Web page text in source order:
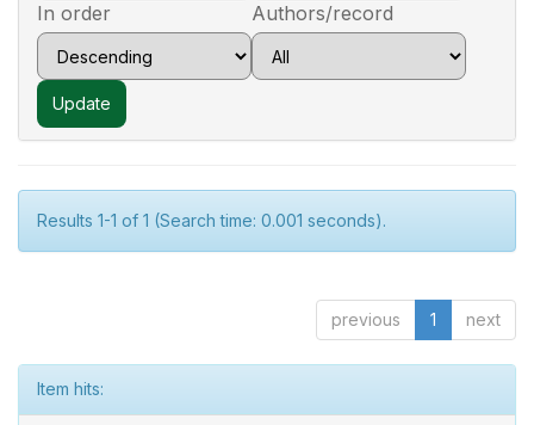
In order Authors/record
Results 1-1 of 1 (Search time: 0.001 seconds).
previous 1 next
Item hits: